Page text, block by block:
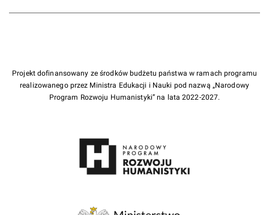
Projekt dofinansowany ze środków budżetu państwa w ramach programu
realizowanego przez Ministra Edukacji i Nauki pod nazwą „Narodowy
Program Rozwoju Humanistyki” na lata 2022-2027.